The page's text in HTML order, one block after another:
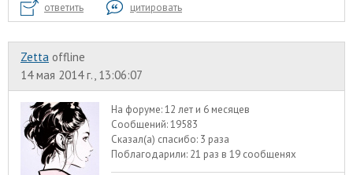
ответить цитировать
Zetta offline
14 мая 2014 г., 13:06:07
На форуме:12 лет и 6 месяцев
Сообщений:19583
Сказал(а) спасибо: 3 раза
Поблагодарили: 21 раз в 19 сообщенях